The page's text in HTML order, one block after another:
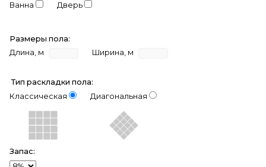
Ванна Дверь
Размеры пола:
Длина, м
Ширина, м
Тип раскладки пола:
Классическая
Диагональная
Запас: